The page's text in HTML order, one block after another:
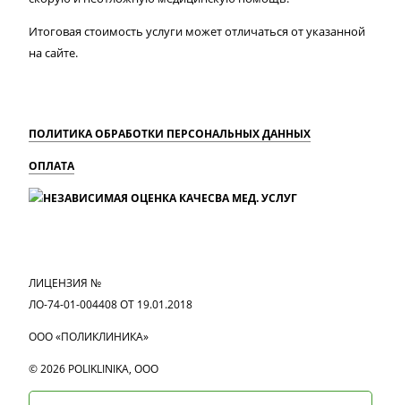
Итоговая стоимость услуги может отличаться от указанной
на сайте.
ПОЛИТИКА ОБРАБОТКИ ПЕРСОНАЛЬНЫХ ДАННЫХ
ОПЛАТА
ЛИЦЕНЗИЯ №
ЛО-74-01-004408 ОТ 19.01.2018
ООО «ПОЛИКЛИНИКА»
© 2026 POLIKLINIKA, OOO